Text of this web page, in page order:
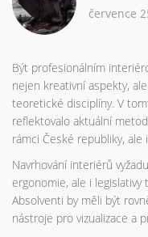
července
Být profesionálním
nejen kreativní aspekty,
teoretické disciplíny. V
reflektovalo aktuální
rámci České republiky, ale
Navrhování interiérů
ergonomie, ale i legislativy
Absolventi by měli být
nástroje pro vizualizace a